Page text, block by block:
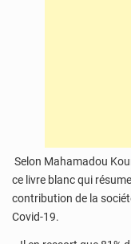
Selon Mahamadou
ce livre blanc qui
contribution de la
Covid-19.